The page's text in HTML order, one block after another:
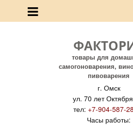
товары для
самогоноварения,
пивоварения
г. Омск
ул. 70 лет
тел: +7-904-587-
Часы работы: